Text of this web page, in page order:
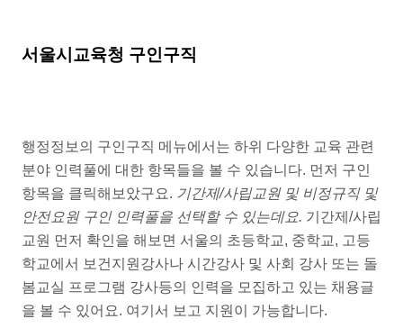
서울시교육청 구인구직
행정정보의 구인구직 메뉴에서는 하위 다양한 교육 관련
분야 인력풀에 대한 항목들을 볼 수 있습니다. 먼저 구인
항목을 클릭해보았구요. 기간제/사립교원 및 비정규직 및
안전요원 구인 인력풀을 선택할 수 있는데요. 기간제/사립
교원 먼저 확인을 해보면 서울의 초등학교, 중학교, 고등
학교에서 보건지원강사나 시간강사 및 사회 강사 또는 돌
봄교실 프로그램 강사등의 인력을 모집하고 있는 채용글
을 볼 수 있어요. 여기서 보고 지원이 가능합니다.